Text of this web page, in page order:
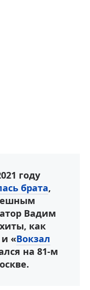
году
брата,
Вадим
как
«Вокзал
на 81-м